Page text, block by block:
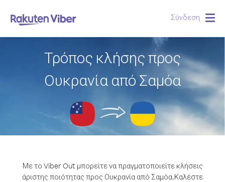
Σύνδεση
Τρόπος κλήσης προς
Ουκρανία από Σαμόα
Με το Viber Out μπορείτε να πραγματοποιείτε κλήσεις
άριστης ποιότητας προς Ουκρανία από Σαμόα.Καλέστε